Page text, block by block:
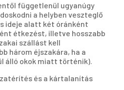
függetlenül ugyanúgy
a helyben veszteglő
ideje alatt két óránként
étkezést, illetve hosszabb
szállást kell
három éjszakára, ha a
álló okok miatt történik).
és a kártalanítás